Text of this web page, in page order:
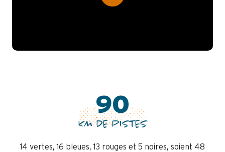
90
KM DE PISTES
14 vertes, 16 bleues, 13 rouges et 5 noires, soient 48